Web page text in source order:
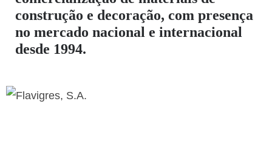
construção e decoração, com presença
no mercado nacional e internacional
desde 1994.